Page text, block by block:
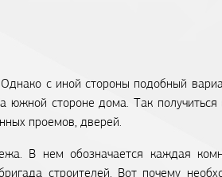
с иной стороны подобный
стороне дома. Так получиться
проемов, дверей.
В нем обозначается каждая
строителей. Вот почему